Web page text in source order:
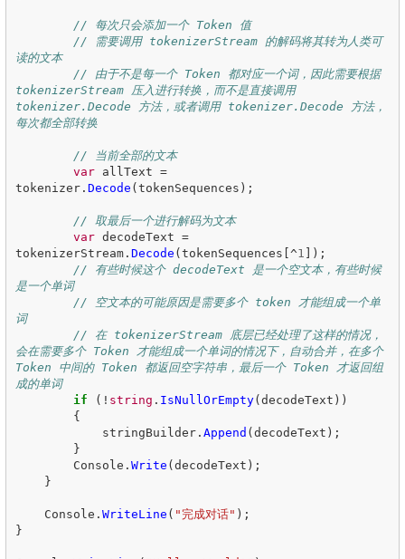
// 每次只会添加一个 Token 值
// 需要调用 tokenizerStream 的解码将其转为人类可
读的文本
// 由于不是每一个 Token 都对应一个词，因此需要根据
tokenizerStream 压入进行转换，而不是直接调用
tokenizer.Decode 方法，或者调用 tokenizer.Decode 方法，
每次都全部转换
// 当前全部的文本
var
allText =
tokenizer. Decode (tokenSequences );
// 取最后一个进行解码为文本
var decodeText =
tokenizerStream. Decode (tokenSequences [^1 ]);
// 有些时候这个 decodeText 是一个空文本，有些时候
是一个单词
// 空文本的可能原因是需要多个 token 才能组成一个单
词
// 在 tokenizerStream 底层已经处理了这样的情况，
会在需要多个 Token 才能组成一个单词的情况下，自动合并，在多个
Token 中间的 Token 都返回空字符串，最后一个 Token 才返回组
成的单词
if
(! string . IsNullOrEmpty(decodeText ))
{
stringBuilder. Append (decodeText );
}
Console . Write (decodeText );
}
Console . WriteLine ( "完成对话" );
}